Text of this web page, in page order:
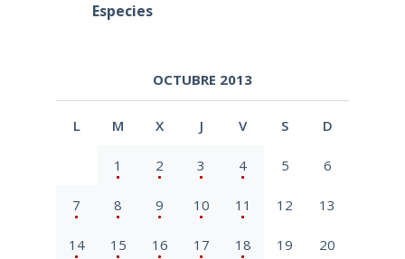
Especies
OCTUBRE 2013
L M X J V S D
1 2 3 4 5 6
7 8 9 10 11 12 13
14 15 16 17 18 19 20